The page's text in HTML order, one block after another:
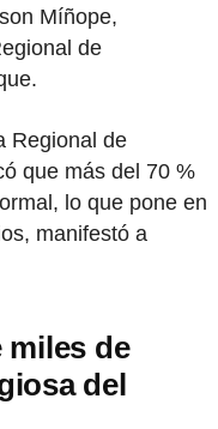
Míñope,
de
Regional de
que más del 70 %
lo que pone en
manifestó a
miles de
del